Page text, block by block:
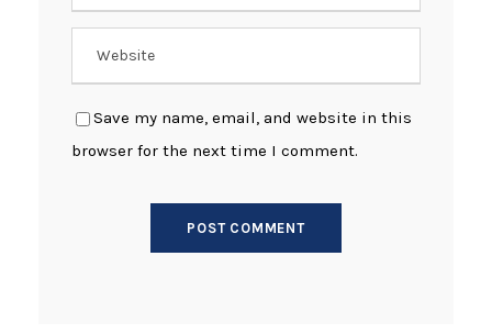
Save my name, email, and website in this
browser for the next time I comment.